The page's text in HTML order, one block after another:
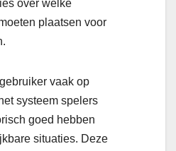
over welke
plaatsen voor
vaak op
systeem spelers
goed hebben
situaties. Deze